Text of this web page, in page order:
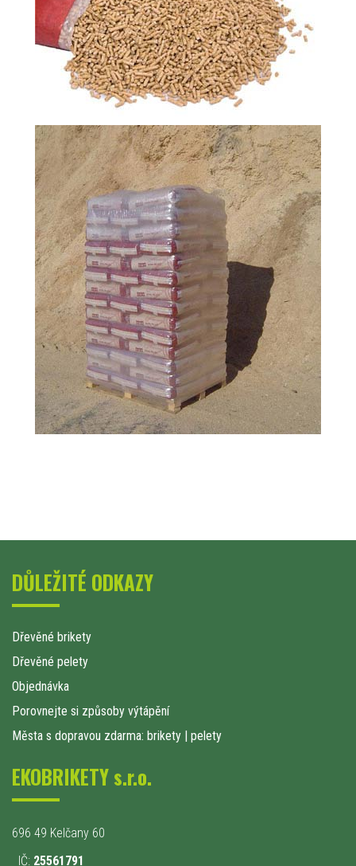
DŮLEŽITÉ ODKAZY
Dřevěné brikety
Dřevěné pelety
Objednávka
Porovnejte si způsoby výtápění
Města s dopravou zdarma: brikety | pelety
EKOBRIKETY s.r.o.
696 49 Kelčany 60
IČ: 25561791